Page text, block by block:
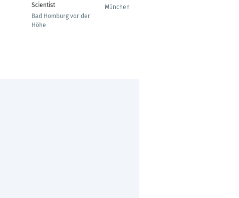
Scientist
Bad Homburg vor der
Höhe
München